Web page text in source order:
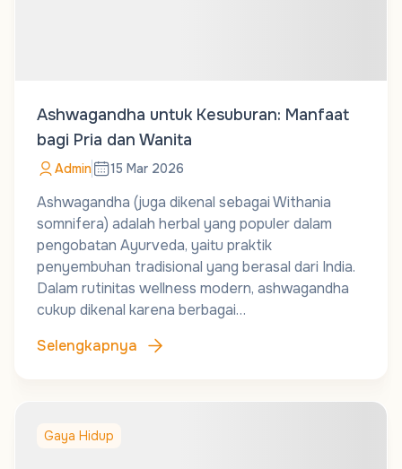
Ashwagandha untuk Kesuburan: Manfaat
bagi Pria dan Wanita
Admin 15 Mar 2026
Ashwagandha (juga dikenal sebagai Withania
somnifera) adalah herbal yang populer dalam
pengobatan Ayurveda, yaitu praktik
penyembuhan tradisional yang berasal dari India.
Dalam rutinitas wellness modern, ashwagandha
cukup dikenal karena berbagai…
Selengkapnya
Gaya Hidup